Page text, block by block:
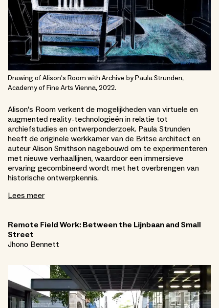
Drawing of Alison's Room with Archive by Paula Strunden,
Academy of Fine Arts Vienna, 2022.
Alison's Room verkent de mogelijkheden van virtuele en
augmented reality-technologieën in relatie tot
archiefstudies en ontwerponderzoek. Paula Strunden
heeft de originele werkkamer van de Britse architect en
auteur Alison Smithson nagebouwd om te experimenteren
met nieuwe verhaallijnen, waardoor een immersieve
ervaring gecombineerd wordt met het overbrengen van
historische ontwerpkennis.
Lees meer
Remote Field Work: Between the Lijnbaan and Small
Street
Jhono Bennett